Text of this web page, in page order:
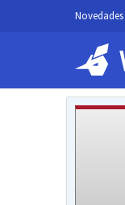
Novedades